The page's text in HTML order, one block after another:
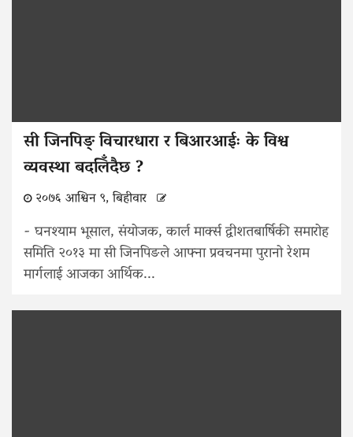
सी जिनपिङ् विचारधारा र बिआरआईः के विश्व
व्यवस्था बदलिँदैछ ?
२०७६ आश्विन ९, बिहीवार
- घनश्याम भूसाल, संयोजक, कार्ल मार्क्स द्वीशतबार्षिकी समारोह
समिति २०१३ मा सी जिनपिङले आफ्ना प्रवचनमा पुरानो रेशम
मार्गलाई आजका आर्थिक...